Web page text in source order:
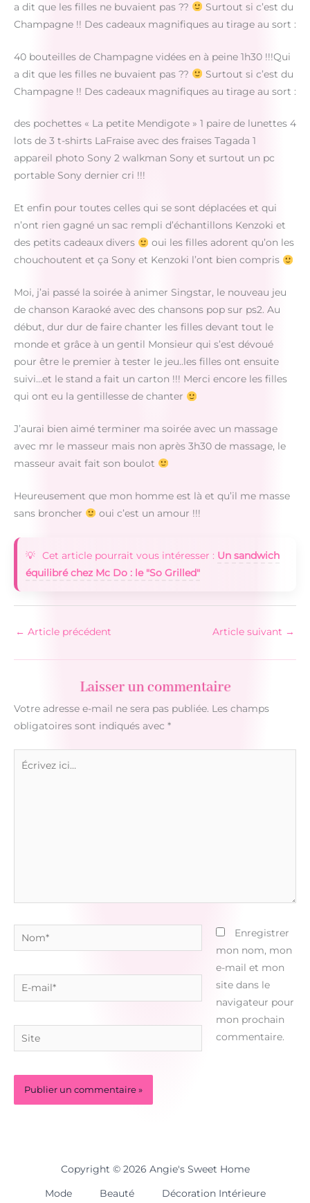
a dit que les filles ne buvaient pas ??
Surtout si c’est du
Champagne !! Des cadeaux magnifiques au tirage au sort :
40 bouteilles de Champagne vidées en à peine 1h30 !!!Qui
a dit que les filles ne buvaient pas ??
Surtout si c’est du
Champagne !! Des cadeaux magnifiques au tirage au sort :
des pochettes « La petite Mendigote » 1 paire de lunettes 4
lots de 3 t-shirts LaFraise avec des fraises Tagada 1
appareil photo Sony 2 walkman Sony et surtout un pc
portable Sony dernier cri !!!
Et enfin pour toutes celles qui se sont déplacées et qui
n’ont rien gagné un sac rempli d’échantillons Kenzoki et
des petits cadeaux divers
oui les filles adorent qu’on les
chouchoutent et ça Sony et Kenzoki l’ont bien compris
Moi, j’ai passé la soirée à animer Singstar, le nouveau jeu
de chanson Karaoké avec des chansons pop sur ps2. Au
début, dur dur de faire chanter les filles devant tout le
monde et grâce à un gentil Monsieur qui s’est dévoué
pour être le premier à tester le jeu..les filles ont ensuite
suivi…et le stand a fait un carton !!! Merci encore les filles
qui ont eu la gentillesse de chanter
J’aurai bien aimé terminer ma soirée avec un massage
avec mr le masseur mais non après 3h30 de massage, le
masseur avait fait son boulot
Heureusement que mon homme est là et qu’il me masse
sans broncher
oui c’est un amour !!!
Cet article pourrait vous intéresser : Un sandwich
équilibré chez Mc Do : le "So Grilled"
← Article précédent Article suivant →
Laisser un commentaire
Votre adresse e-mail ne sera pas publiée. Les champs
obligatoires sont indiqués avec *
Nom*
E-
mail*
Site
Enregistrer
mon nom, mon
e-mail et mon
site dans le
navigateur pour
mon prochain
commentaire.
Copyright © 2026 Angie's Sweet Home
Mode Beauté Décoration Intérieure